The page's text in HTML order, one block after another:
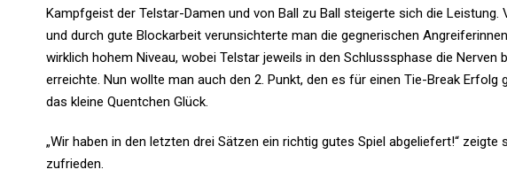
Kampfgeist der Telstar-Damen und von Ball zu Ball steigerte sich die
und durch gute Blockarbeit verunsichterte man die gegnerischen
wirklich hohem Niveau, wobei Telstar jeweils in den Schlusssphase die Nerven
erreichte. Nun wollte man auch den 2. Punkt, den es für einen Tie-Break
das kleine Quentchen Glück.
„Wir haben in den letzten drei Sätzen ein richtig gutes Spiel abgeliefert!“ zeigte
zufrieden.